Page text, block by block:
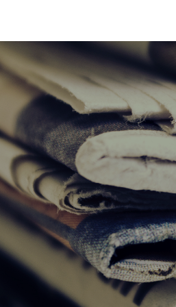
）
）
）
）
）
STORE）
& EVENTS）